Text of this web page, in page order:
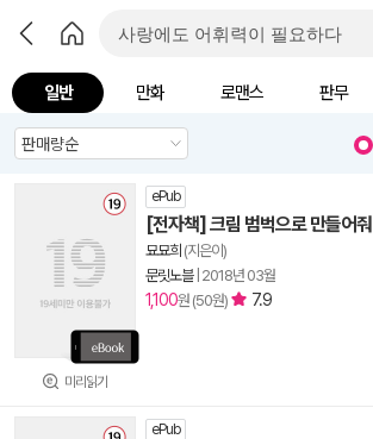
일반 만화 로맨스 판무
미리읽기
ePub
[전자책] 크림 범벅으로 만들어줘
묘묘희 (지은이)
문릿노블| 2018년 03월
1,100원 (50원) 7.9
ePub